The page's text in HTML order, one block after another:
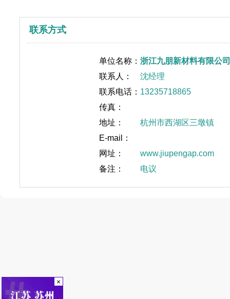
联系方式
单位名称： 浙江九朋新材料有限公司
联系人：
沈经理
联系电话： 13235718865
传真：
地址：
杭州市西湖区三墩镇
E-mail：
网址：
www.jiupengap.com
备注：
电议
×